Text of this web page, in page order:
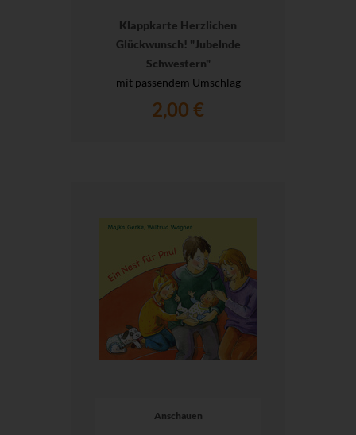
Klappkarte Herzlichen
Glückwunsch! "Jubelnde
Schwestern"
mit passendem Umschlag
2,00 €
Anschauen